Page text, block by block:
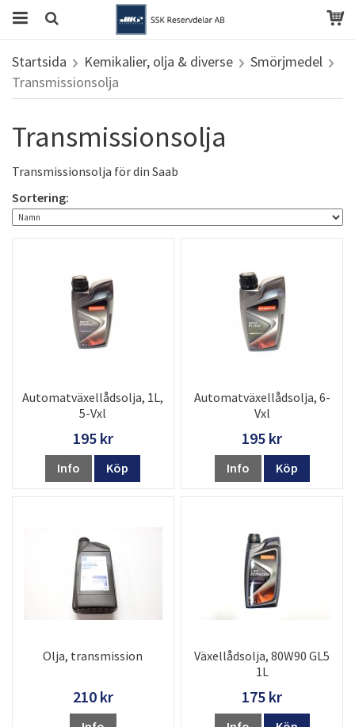
Startsida Kemikalier, olja & diverse
Smörjmedel
Transmissionsolja
Transmissionsolja
Transmissionsolja för din Saab
Sortering:
Automatväxellådsolja, 1L,
5-Vxl
195 kr
Info Köp
Automatväxellådsolja, 6-
Vxl
195 kr
Info Köp
Olja, transmission
210 kr
Växellådsolja, 80W90 GL5
1L
175 kr